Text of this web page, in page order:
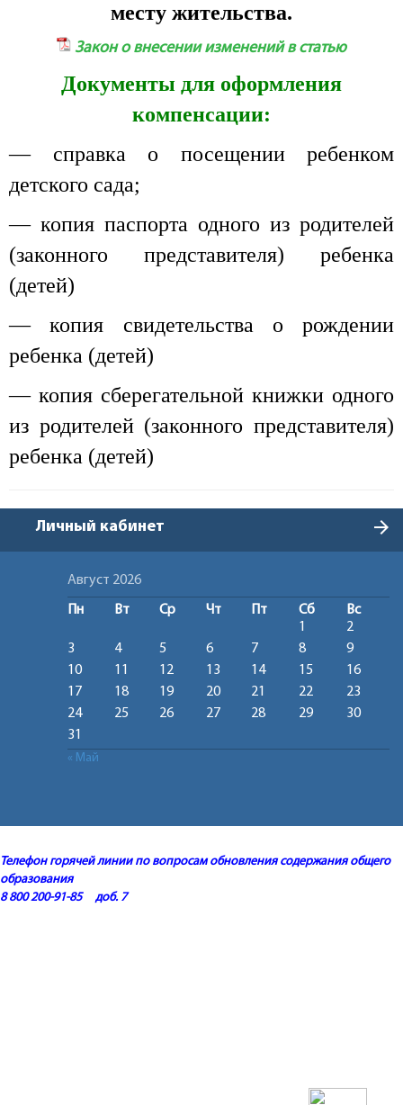
месту жительства.
Закон о внесении изменений в статью
Документы для оформления
компенсации:
— справка о посещении ребенком
детского сада;
— копия паспорта одного из родителей
(законного представителя) ребенка
(детей)
— копия свидетельства о рождении
ребенка (детей)
— копия сберегательной книжки одного
из родителей (законного представителя)
ребенка (детей)
Личный кабинет arrow_forward
Август 2026
Пн Вт Ср Чт Пт Сб
Вс
1
2
3
4 5 6 7 8
9
10
11 12 13 14 15
16
17
18 19 20 21 22
23
24
25 26 27 28 29
30
31
« Май
Телефон горячей линии по вопросам обновления содержания общего
образования
8 800 200-91-85 доб. 7